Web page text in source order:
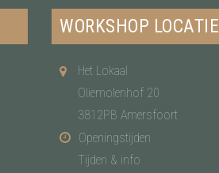
WORKSHOP LOCATIE
Het Lokaal
Oliemolenhof 20
3812PB Amersfoort
Openingstijden
Tijden & info